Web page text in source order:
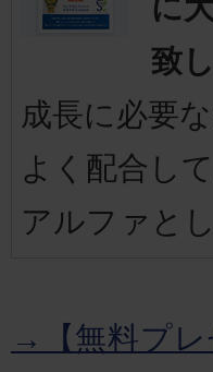
に
致
成長に必要
よく配合し
アルファと
→【無料プレ